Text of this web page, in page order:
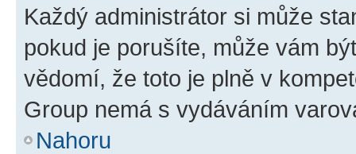
Každý administrátor si může
pokud je porušíte, může vám
vědomí, že toto je plně v
Group nemá s vydáváním
Nahoru